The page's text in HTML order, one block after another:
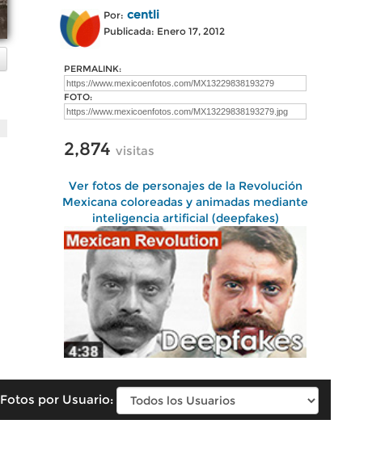
Por: centli
Publicada: Enero 17, 2012
PERMALINK:
FOTO:
2,874 visitas
Ver fotos de personajes de la Revolución
Mexicana coloreadas y animadas mediante
inteligencia artificial (deepfakes)
Fotos por Usuario: